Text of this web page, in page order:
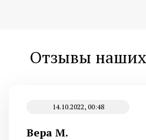
Отзывы
14.10.2022, 00:48
Вера М.